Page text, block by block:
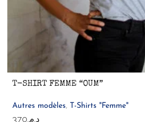
T-SHIRT FEMME “OUM”
Autres modèles, T-Shirts "Femme"
د.م.370